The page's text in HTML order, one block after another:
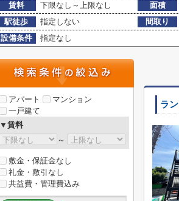
賃料
下限なし～上限なし 面積
駅徒歩
指定しない 間取り
設備条件
指定なし
ラ
アパート
マンション
一戸建て
▼賃料
～
敷金・保証金なし
礼金・敷引なし
共益費・管理費込み